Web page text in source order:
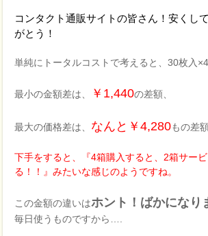
コンタクト通販サイトの皆さん！安くし
がとう！
単純にトータルコストで考えると、30枚入
最小の金額差は、 ￥1,440の差額、
最大の価格差は、 なんと￥4,280もの差
下手をすると、『4箱購入すると、2箱サービ
る！！』みたいな感じのようですね。
この金額の違いはホント！ばかになり
毎日使うものですから….